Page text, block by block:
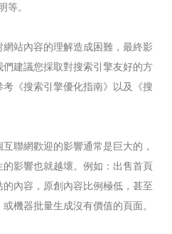
。
站內容的理解造成困難，最終影
建議您採取對搜索引擎友好的方
《搜索引擎優化指南》以及《搜
聯網歡迎的影響通常是巨大的，
影響也就越壞。例如：出售首頁
內容，原創內容比例極低，甚至
機器批量生成沒有價值的頁面。